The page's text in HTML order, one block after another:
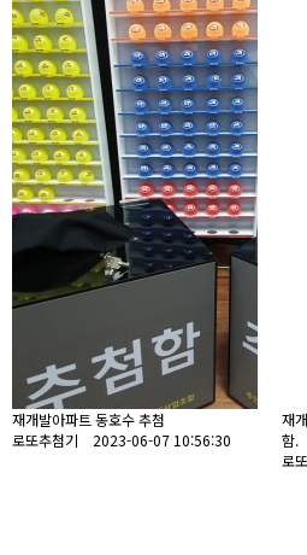
재개발아파트 동호수 추첨
로또추첨기 2023-06-07 10:56:30
재
함.
로